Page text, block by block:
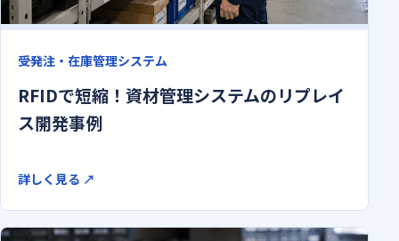
受発注・在庫管理システム
RFIDで短縮！資材管理システムのリプレイ
ス開発事例
詳しく見る ↗